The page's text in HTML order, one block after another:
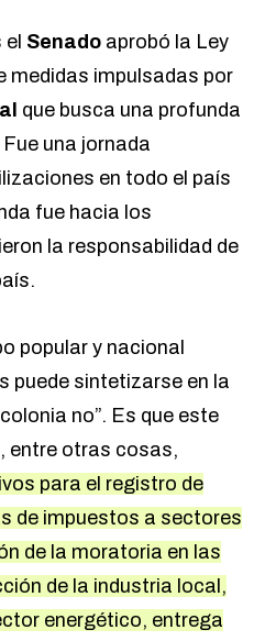
Senado aprobó la Ley
medidas impulsadas por
que busca una profunda
una jornada
en todo el país
fue hacia los
la responsabilidad de
popular y nacional
puede sintetizarse en la
no”. Es que este
entre otras cosas,
para el registro de
de impuestos a sectores
de la moratoria en las
de la industria local,
energético, entrega